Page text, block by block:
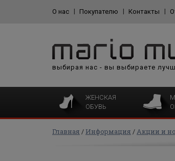
О нас Покупателю Контакты
выбирая нас - вы выбираете
ЖЕНСКАЯ
ОБУВЬ
Главная Информация Акции и